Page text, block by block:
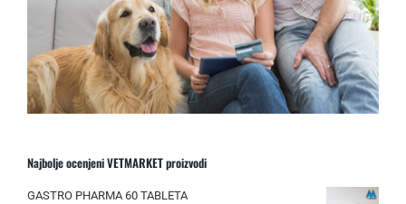
Najbolje ocenjeni VETMARKET proizvodi
GASTRO PHARMA 60 TABLETA